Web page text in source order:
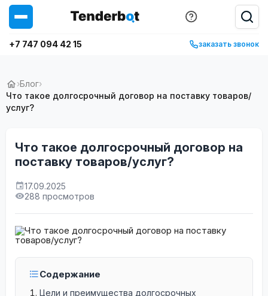
+7 747 094 42 15 заказать звонок
›Блог›
Что такое долгосрочный договор на поставку товаров/
услуг?
Что такое долгосрочный договор на
поставку товаров/услуг?
17.09.2025
288 просмотров
Содержание
Цели и преимущества долгосрочных